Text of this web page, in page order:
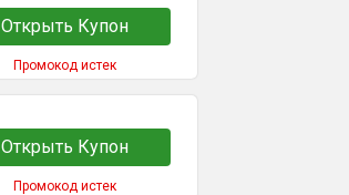
Открыть Купон
Промокод истек
Открыть Купон
Промокод истек